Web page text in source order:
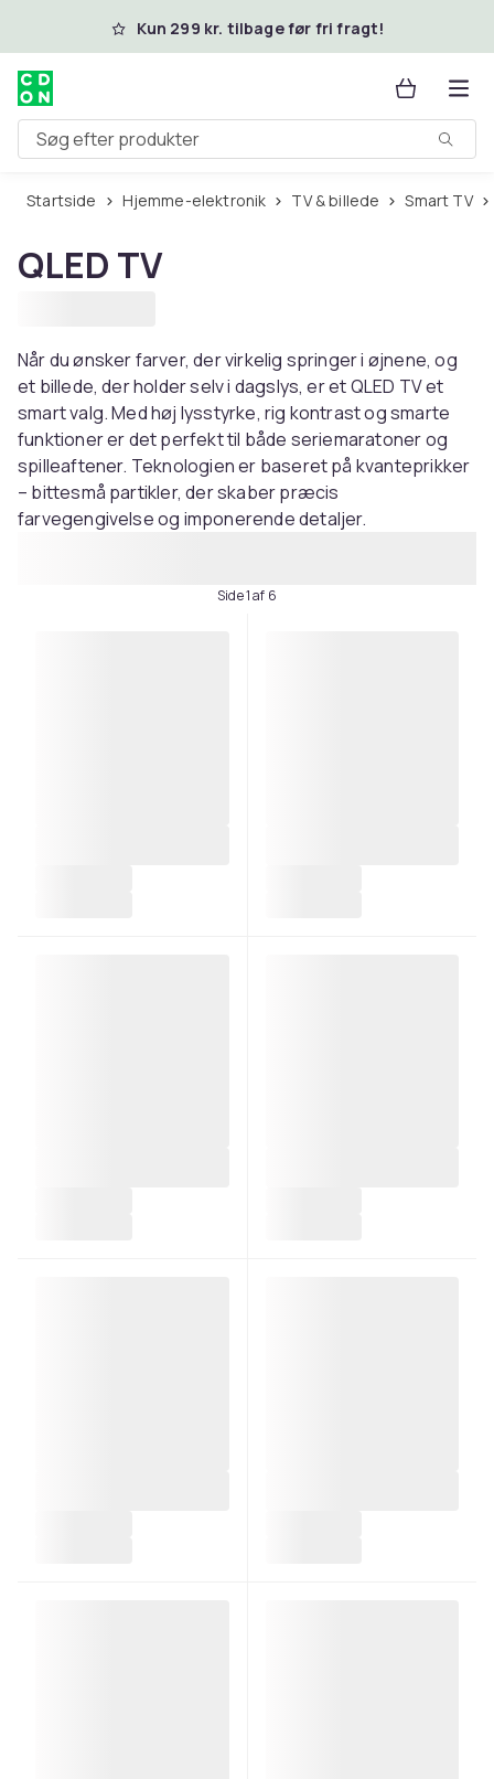
Spring til hovedindhold
Kun 299 kr. tilbage før fri fragt!
Søg efter produkter
Startside Hjemme-elektronik TV & billede Smart TV
QLED TV
Når du ønsker farver, der virkelig springer i øjnene, og
et billede, der holder selv i dagslys, er et QLED TV et
smart valg. Med høj lysstyrke, rig kontrast og smarte
funktioner er det perfekt til både seriemaratoner og
spilleaftener. Teknologien er baseret på kvanteprikker
– bittesmå partikler, der skaber præcis
farvegengivelse og imponerende detaljer.
Side 1 af 6